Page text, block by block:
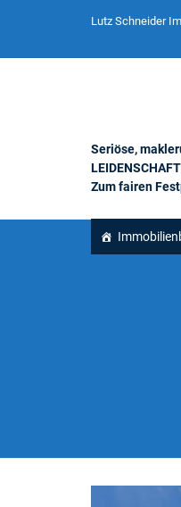
Lutz Schneider
Seriöse,
Zum fairen